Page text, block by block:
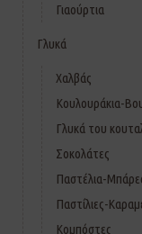
Γιαούρτια
Γλυκά
Χαλβάς
Κουλουράκια-
Γλυκά του
Σοκολάτες
Παστέλια-
Παστίλιες-
Κομπόστες